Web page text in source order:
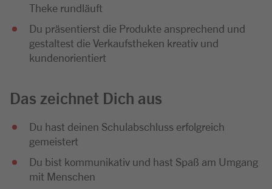
Theke rundläuft
Du präsentierst die Produkte ansprechend und
gestaltest die Verkaufstheken kreativ und
kundenorientiert
Das zeichnet Dich aus
Du hast deinen Schulabschluss erfolgreich
gemeistert
Du bist kommunikativ und hast Spaß am Umgang
mit Menschen